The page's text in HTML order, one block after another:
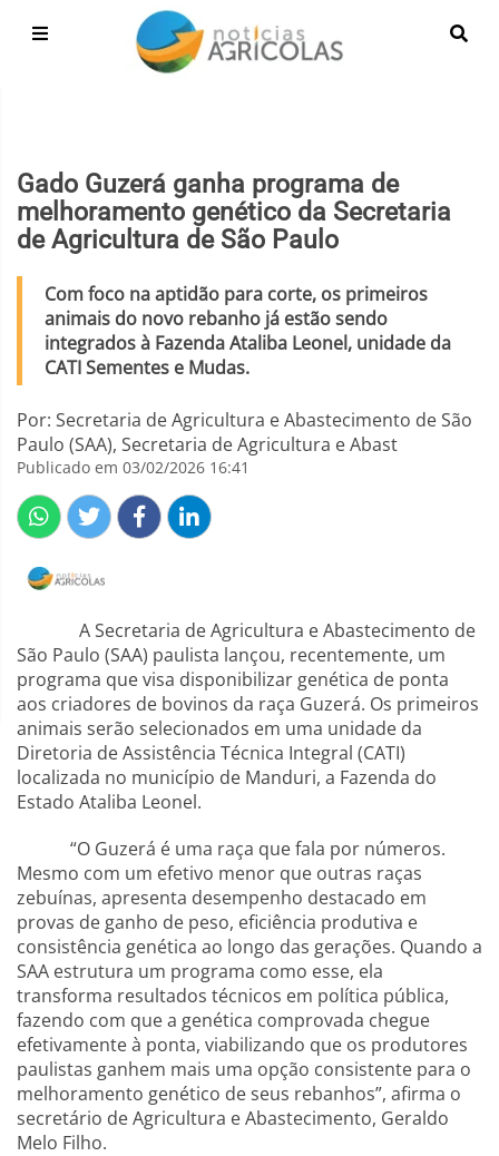
Gado Guzerá ganha programa de
melhoramento genético da Secretaria
de Agricultura de São Paulo
Com foco na aptidão para corte, os primeiros
animais do novo rebanho já estão sendo
integrados à Fazenda Ataliba Leonel, unidade da
CATI Sementes e Mudas.
Por: Secretaria de Agricultura e Abastecimento de São
Paulo (SAA), Secretaria de Agricultura e Abast
Publicado em 03/02/2026 16:41
A Secretaria de Agricultura e Abastecimento de
São Paulo (SAA) paulista lançou, recentemente, um
programa que visa disponibilizar genética de ponta
aos criadores de bovinos da raça Guzerá. Os primeiros
animais serão selecionados em uma unidade da
Diretoria de Assistência Técnica Integral (CATI)
localizada no município de Manduri, a Fazenda do
Estado Ataliba Leonel.
“O Guzerá é uma raça que fala por números.
Mesmo com um efetivo menor que outras raças
zebuínas, apresenta desempenho destacado em
provas de ganho de peso, eficiência produtiva e
consistência genética ao longo das gerações. Quando a
SAA estrutura um programa como esse, ela
transforma resultados técnicos em política pública,
fazendo com que a genética comprovada chegue
efetivamente à ponta, viabilizando que os produtores
paulistas ganhem mais uma opção consistente para o
melhoramento genético de seus rebanhos”, afirma o
secretário de Agricultura e Abastecimento, Geraldo
Melo Filho.